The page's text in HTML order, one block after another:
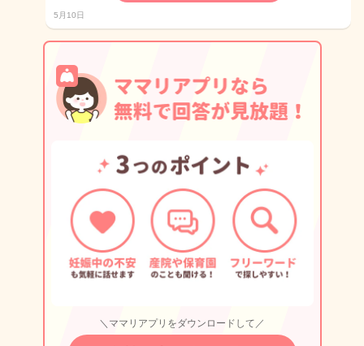
5月10日
＼ママリアプリをダウンロードして／